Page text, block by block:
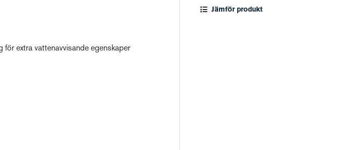
extra vattenavvisande egenskaper
Jämför produkt